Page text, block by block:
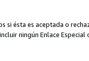
si ésta es aceptada o
ningún Enlace